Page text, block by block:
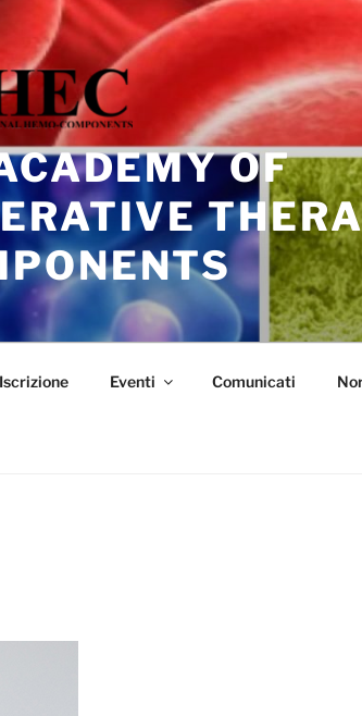
OF
Iscrizione Eventi Comunicati